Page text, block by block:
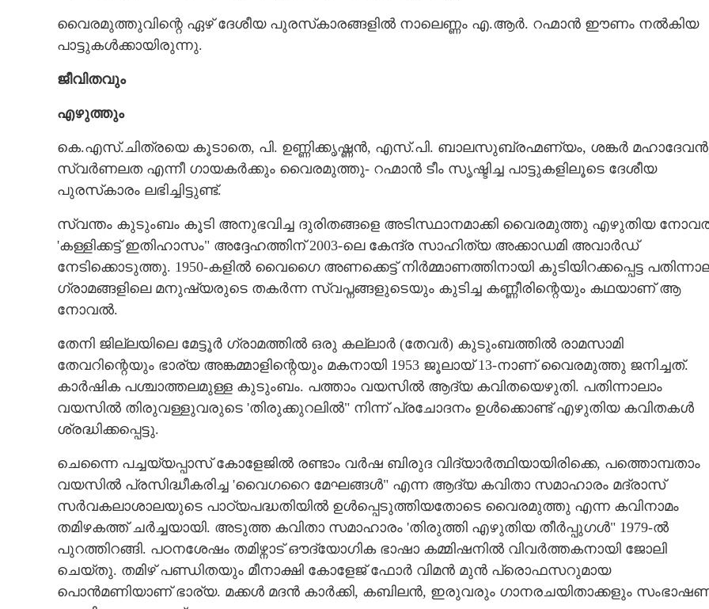
വൈരമുത്തുവിന്റെ ഏഴ് ദേശീയ പുരസ്‌കാരങ്ങളിൽ നാലെണ്ണം എ.ആ‍ർ. റഹ്മാൻ ഈണം നൽകിയ
പാട്ടുകൾക്കായിരുന്നു.
ജീവിതവും
എഴുത്തും
കെ.എസ്.ചിത്രയെ കൂടാതെ,​ പി. ഉണ്ണിക്കൃഷ്ണൻ, എസ്.പി. ബാലസുബ്രഹ്മണ്യം, ശങ്കർ
സ്വർണലത എന്നീ ഗായകർക്കും വൈരമുത്തു- റഹ്മാൻ ടീം സൃഷ്ടിച്ച പാട്ടുകളിലൂടെ ദേശീയ
പുരസ്‌കാരം ലഭിച്ചിട്ടുണ്ട്.
സ്വന്തം കുടുംബം കൂടി അനുഭവിച്ച ദുരിതങ്ങളെ അടിസ്ഥാനമാക്കി വൈരമുത്തു എഴുതിയ
'കള്ളിക്കട്ട് ഇതിഹാസം" അദ്ദേഹത്തിന് 2003-ലെ കേന്ദ്ര സാഹിത്യ അക്കാഡമി അവാർഡ്
നേടിക്കൊടുത്തു. 1950-കളിൽ വൈഗൈ അണക്കെട്ട് നിർമ്മാണത്തിനായി കുടിയിറക്കപ്പെട്ട
ഗ്രാമങ്ങളിലെ മനുഷ്യരുടെ തകർന്ന സ്വപ്നങ്ങളുടെയും കുടിച്ച കണ്ണീരിന്റെയും കഥയാണ് ആ
നോവൽ.
തേനി ജില്ലയിലെ മേട്ടൂർ ഗ്രാമത്തിൽ ഒരു കല്ലാർ (തേവർ) കുടുംബത്തിൽ രാമസാമി
തേവറിന്റെയും ഭാര്യ അങ്കമ്മാളിന്റെയും മകനായി 1953 ജൂലായ് 13-നാണ് വൈരമുത്തു ജനിച്ചത്.
കാർഷിക പശ്ചാത്തലമുള്ള കുടുംബം. പത്താം വയസിൽ ആദ്യ കവിതയെഴുതി. പതിന്നാലാം
വയസിൽ തിരുവള്ളുവരുടെ 'തിരുക്കുറലിൽ" നിന്ന് പ്രചോദനം ഉൾക്കൊണ്ട് എഴുതിയ കവിതകൾ
ശ്രദ്ധിക്കപ്പെട്ടു.
ചെന്നൈ പച്ചയ്യപ്പാസ് കോളേജിൽ രണ്ടാം വർഷ ബിരുദ വിദ്യാർത്ഥിയായിരിക്കെ,​ പത്തൊമ്പതാം
വയസിൽ പ്രസിദ്ധീകരിച്ച 'വൈഗറൈ മേഘങ്ങൾ" എന്ന ആദ്യ കവിതാ സമാഹാരം മദ്രാസ്
സർവകലാശാലയുടെ പാഠ്യപദ്ധതിയിൽ ഉൾപ്പെടുത്തിയതോടെ വൈരമുത്തു എന്ന കവിനാമം
തമിഴകത്ത് ചർച്ചയായി. അടുത്ത കവിതാ സമാഹാരം 'തിരുത്തി എഴുതിയ തീർപ്പുഗൾ" 1979-ൽ
പുറത്തിറങ്ങി. പഠനശേഷം തമിഴ്നാട് ഔദ്യോഗിക ഭാഷാ കമ്മിഷനിൽ വിവർത്തകനായി ജോലി
ചെയ്തു. തമിഴ് പണ്ഡിതയും മീനാക്ഷി കോളേജ് ഫോർ വിമൻ മുൻ പ്രൊഫസറുമായ
പൊൻമണിയാണ് ഭാര്യ. മക്കൾ മദൻ കാർക്കി, കബിലൻ, ഇരുവരും ഗാനരചയിതാക്കളും